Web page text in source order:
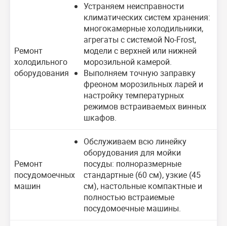
Ремонт
холодильного
оборудования
Устраняем неисправности
климатических систем хранения:
многокамерные холодильники,
агрегаты с системой No-Frost,
модели с верхней или нижней
морозильной камерой.
Выполняем точную заправку
фреоном морозильных ларей и
настройку температурных
режимов встраиваемых винных
шкафов.
Ремонт
посудомоечных
машин
Обслуживаем всю линейку
оборудования для мойки
посуды: полноразмерные
стандартные (60 см), узкие (45
см), настольные компактные и
полностью встраиемые
посудомоечные машины.